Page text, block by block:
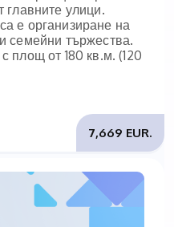
главните улици.
е организиране на
семейни тържества.
площ от 180 кв.м. (120
7,669 EUR.